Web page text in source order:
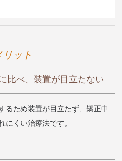
リット
比べ、装置が目立たない
るため装置が目立たず、矯正中
にくい治療法です。